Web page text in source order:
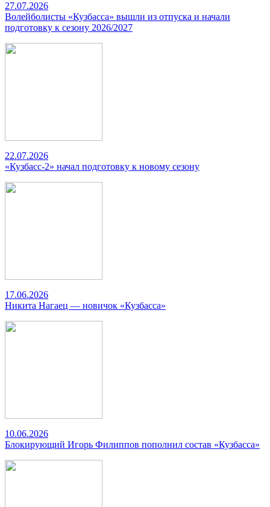
27.07.2026
Волейболисты «Кузбасса» вышли из отпуска и начали
подготовку к сезону 2026/2027
22.07.2026
«Кузбасс-2» начал подготовку к новому сезону
17.06.2026
Никита Нагаец — новичок «Кузбасса»
10.06.2026
Блокирующий Игорь Филиппов пополнил состав «Кузбасса»